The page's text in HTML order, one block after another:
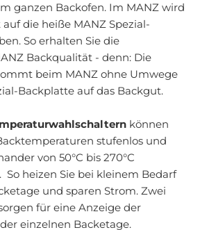
ganzen Backofen. Im MANZ wird
die heiße MANZ Spezial-
So erhalten Sie die
Backqualität - denn: Die
beim MANZ ohne Umwege
Backplatte auf das Backgut.
können
stufenlos und
von 50°C bis 270°C
heizen Sie bei kleinem Bedarf
und sparen Strom. Zwei
für eine Anzeige der
einzelnen Backetage.